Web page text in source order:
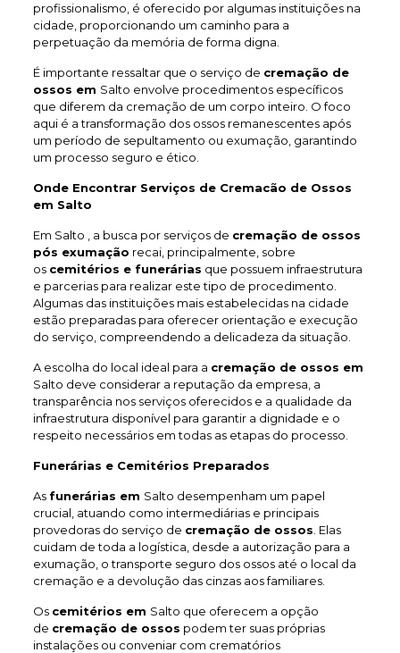
profissionalismo, é oferecido por algumas instituições na
cidade, proporcionando um caminho para a
perpetuação da memória de forma digna.
É importante ressaltar que o serviço de cremação de
ossos em Salto envolve procedimentos específicos
que diferem da cremação de um corpo inteiro. O foco
aqui é a transformação dos ossos remanescentes após
um período de sepultamento ou exumação, garantindo
um processo seguro e ético.
Onde Encontrar Serviços de Cremacão de Ossos
em Salto
Em Salto , a busca por serviços de cremação de ossos
pós exumação recai, principalmente, sobre
os cemitérios e funerárias que possuem infraestrutura
e parcerias para realizar este tipo de procedimento.
Algumas das instituições mais estabelecidas na cidade
estão preparadas para oferecer orientação e execução
do serviço, compreendendo a delicadeza da situação.
A escolha do local ideal para a cremação de ossos em
Salto deve considerar a reputação da empresa, a
transparência nos serviços oferecidos e a qualidade da
infraestrutura disponível para garantir a dignidade e o
respeito necessários em todas as etapas do processo.
Funerárias e Cemitérios Preparados
As funerárias em Salto desempenham um papel
crucial, atuando como intermediárias e principais
provedoras do serviço de cremação de ossos . Elas
cuidam de toda a logística, desde a autorização para a
exumação, o transporte seguro dos ossos até o local da
cremação e a devolução das cinzas aos familiares.
Os cemitérios em Salto que oferecem a opção
de cremação de ossos podem ter suas próprias
instalações ou conveniar com crematórios